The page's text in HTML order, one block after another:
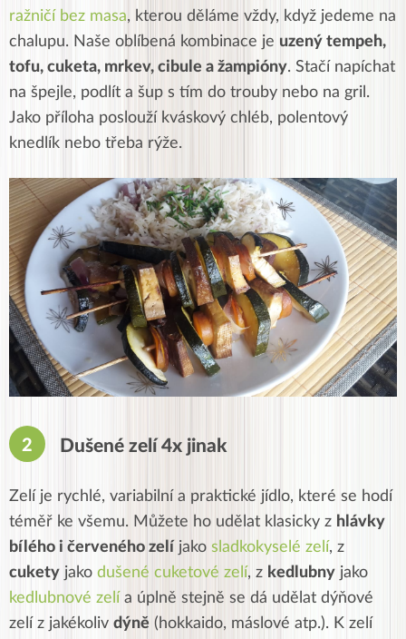
ražničí bez masa, kterou děláme vždy, když jedeme na
chalupu. Naše oblíbená kombinace je uzený tempeh,
tofu, cuketa, mrkev, cibule a žampióny. Stačí napíchat
na špejle, podlít a šup s tím do trouby nebo na gril.
Jako příloha poslouží kváskový chléb, polentový
knedlík nebo třeba rýže.
Dušené zelí 4x jinak
Zelí je rychlé, variabilní a praktické jídlo, které se hodí
téměř ke všemu. Můžete ho udělat klasicky z hlávky
bílého i červeného zelí jako sladkokyselé zelí, z
cukety jako dušené cuketové zelí, z kedlubny jako
kedlubnové zelí a úplně stejně se dá udělat dýňové
zelí z jakékoliv dýně (hokkaido, máslové atp.). K zelí